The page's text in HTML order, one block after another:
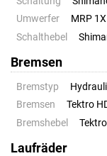
Umwerfer
MRP
Schalthebel
Bremsen
Bremstyp
Bremsen
Tektro
Bremshebel
Laufräder